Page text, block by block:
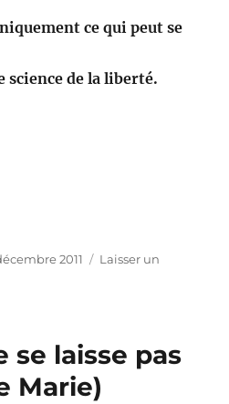
ce qui peut se
science de la liberté.
2011
Laisser un
se laisse pas
Marie)